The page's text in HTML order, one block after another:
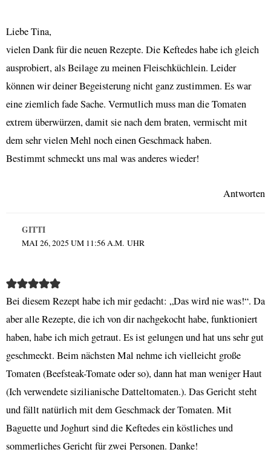
Liebe Tina,
vielen Dank für die neuen Rezepte. Die Keftedes habe ich gleich
ausprobiert, als Beilage zu meinen Fleischküchlein. Leider
können wir deiner Begeisterung nicht ganz zustimmen. Es war
eine ziemlich fade Sache. Vermutlich muss man die Tomaten
extrem überwürzen, damit sie nach dem braten, vermischt mit
dem sehr vielen Mehl noch einen Geschmack haben.
Bestimmt schmeckt uns mal was anderes wieder!
Antworten
GITTI
MAI 26, 2025 UM 11:56 A.M. UHR
Bei diesem Rezept habe ich mir gedacht: „Das wird nie was!“. Da
aber alle Rezepte, die ich von dir nachgekocht habe, funktioniert
haben, habe ich mich getraut. Es ist gelungen und hat uns sehr gut
geschmeckt. Beim nächsten Mal nehme ich vielleicht große
Tomaten (Beefsteak-Tomate oder so), dann hat man weniger Haut
(Ich verwendete sizilianische Datteltomaten.). Das Gericht steht
und fällt natürlich mit dem Geschmack der Tomaten. Mit
Baguette und Joghurt sind die Keftedes ein köstliches und
sommerliches Gericht für zwei Personen. Danke!